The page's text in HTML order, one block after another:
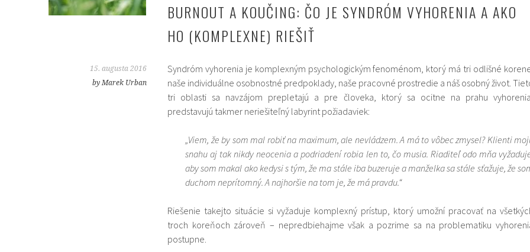
BURNOUT A KOUČING: ČO JE SYNDRÓM VYHORENIA A AKO
HO (KOMPLEXNE) RIEŠIŤ
15. augusta 2016
by Marek Urban
Syndróm vyhorenia je komplexným psychologickým fenoménom, ktorý má tri odlišné
naše individuálne osobnostné predpoklady, naše pracovné prostredie a náš osobný život.
tri oblasti sa navzájom prepletajú a pre človeka, ktorý sa ocitne na prahu vyhorenia,
predstavujú takmer neriešiteľný labyrint požiadaviek:
„Viem, že by som mal robiť na maximum, ale nevládzem. A má to vôbec zmysel? Klienti
snahu aj tak nikdy neocenia a podriadení robia len to, čo musia. Riaditeľ odo mňa
aby som makal ako kedysi s tým, že ma stále iba buzeruje a manželka sa stále sťažuje, že
duchom neprítomný. A najhoršie na tom je, že má pravdu.“
Riešenie takejto situácie si vyžaduje komplexný prístup, ktorý umožní pracovať na
troch koreňoch zároveň – nepredbiehajme však a pozrime sa na problematiku
postupne.